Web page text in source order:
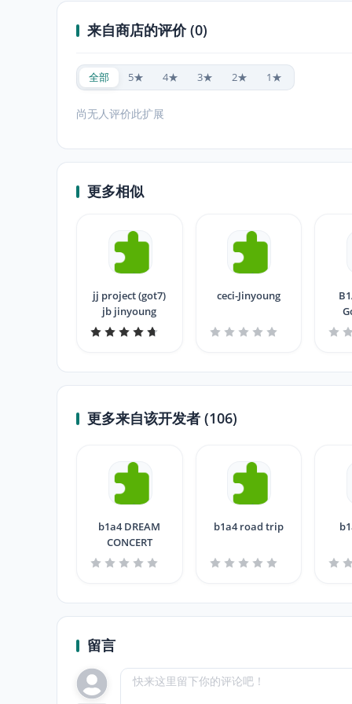
来自商店的评价 (0)
全部 5★ 4★ 3★ 2★ 1★
尚无人评价此扩展
更多相似
jj project (got7)
jb jinyoung
ceci-Jinyoung
更多来自该开发者 (106)
b1a4 DREAM
CONCERT
b1a4 road trip
留言